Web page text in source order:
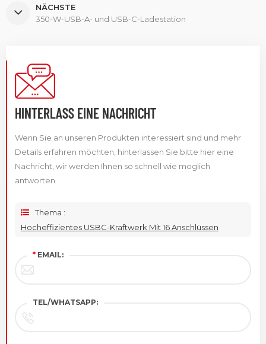
NÄCHSTE
350-W-USB-A- und USB-C-Ladestation
HINTERLASS EINE NACHRICHT
Wenn Sie an unseren Produkten interessiert sind und mehr
Details erfahren möchten, hinterlassen Sie bitte hier eine
Nachricht, wir werden Ihnen so schnell wie möglich
antworten.
Thema :
Hocheffizientes USBC-Kraftwerk Mit 16 Anschlüssen
* EMAIL:
TEL/WHATSAPP: